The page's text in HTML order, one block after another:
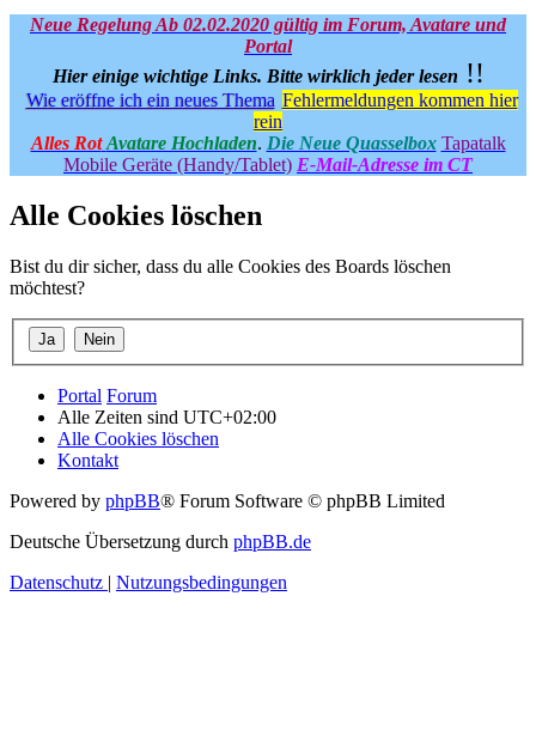
Neue Regelung Ab 02.02.2020 gültig im Forum, Avatare und
Portal
Hier einige wichtige Links. Bitte wirklich jeder lesen !!
Wie eröffne ich ein neues Thema Fehlermeldungen kommen hier
rein
Alles Rot Avatare Hochladen. Die Neue Quasselbox Tapatalk
Mobile Geräte (Handy/Tablet) E-Mail-Adresse im CT
Alle Cookies löschen
Bist du dir sicher, dass du alle Cookies des Boards löschen
möchtest?
Portal Forum
Alle Zeiten sind UTC+02:00
Alle Cookies löschen
Kontakt
Powered by phpBB® Forum Software © phpBB Limited
Deutsche Übersetzung durch phpBB.de
Datenschutz | Nutzungsbedingungen